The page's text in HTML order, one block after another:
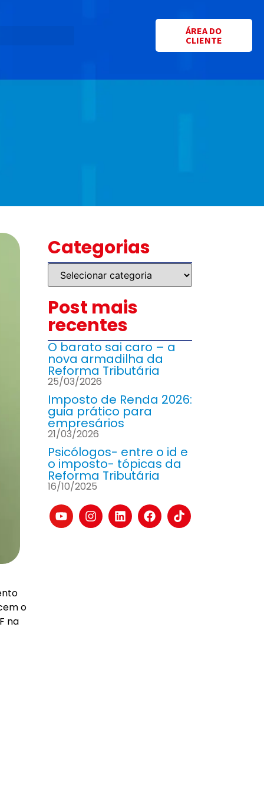
ÁREA DO
CLIENTE
o
na
Categorias
Post mais
recentes
O barato sai caro – a
nova armadilha da
Reforma Tributária
25/03/2026
Imposto de Renda 2026:
guia prático para
empresários
21/03/2026
Psicólogos- entre o id e
o imposto- tópicas da
Reforma Tributária
16/10/2025